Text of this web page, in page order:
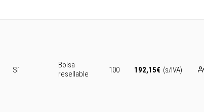
Sí
Bolsa
resellable
100 192,15€ (s/IVA)